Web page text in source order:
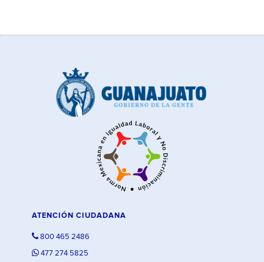
ATENCIÓN CIUDADANA
800 465 2486
477 274 5825